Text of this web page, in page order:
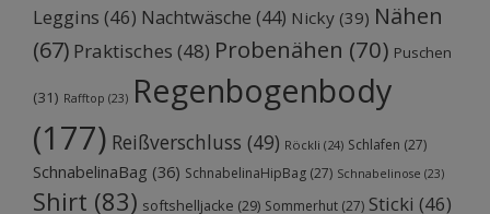
Leggins (46) Nachtwäsche (44) Nicky (39) Nähen
(67) Praktisches (48) Probenähen (70) Puschen
(31) Rafftop (23) Regenbogenbody
(177) Reißverschluss (49) Röckli (24) Schlafen (27)
SchnabelinaBag (36) SchnabelinaHipBag (27) Schnabelinose (23)
Shirt (83) softshelljacke (29) Sommerhut (27) Sticki (46)